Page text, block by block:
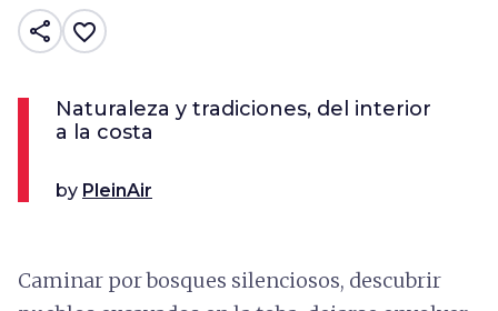
share favorite_border
Naturaleza y tradiciones, del interior
a la costa
by PleinAir
Caminar por bosques silenciosos, descubrir